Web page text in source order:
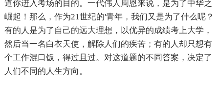
道你进入考场的目的。一代伟人周恩来说，是为了中华之
崛起！那么，作为21世纪的'青年，我们又是为了什么呢？
有的人是为了自己的远大理想，以优异的成绩考上大学，
然后当一名白衣天使，解除人们的疾苦；有的人却只想有
个工作混口饭，得过且过。对这道题的不同答案，决定了
人们不同的人生方向。